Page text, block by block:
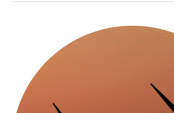
windmolens
soms
stil